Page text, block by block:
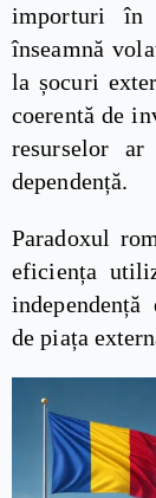
importuri în
înseamnă
la șocuri
coerentă de
resurselor ar
dependență.
Paradoxul
eficiența
independență
de piața